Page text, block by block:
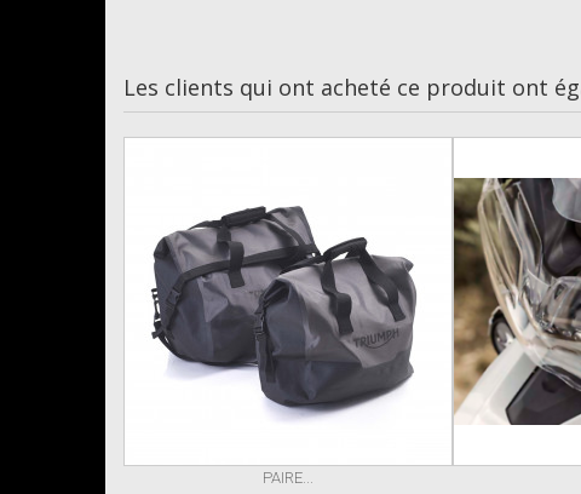
Les clients qui ont acheté ce produit ont
PAIRE...